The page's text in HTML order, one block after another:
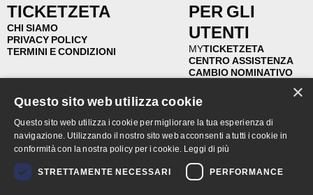
TICKETZETA
CHI SIAMO
PRIVACY POLICY
TERMINI E CONDIZIONI
PER GLI
UTENTI
MYTICKETZETA
CENTRO ASSISTENZA
CAMBIO NOMINATIVO
RIMBORSI
FAQ
PER GLI
ORGANIZZATORI
TICKETZETA PRO
PUNTI
VENDITA
CERCA PUNTI VENDITA
×
Questo sito web utilizza cookie
Questo sito web utilizza i cookie per migliorare la tua esperienza di
navigazione. Utilizzando il nostro sito web acconsenti a tutti i cookie in
conformità con la nostra policy per i cookie. Leggi di più
STRETTAMENTE NECESSARI PERFORMANCE